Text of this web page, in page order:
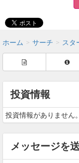
ホーム サーチ スタ
投資情報
投資情報がありません。
メッセージを